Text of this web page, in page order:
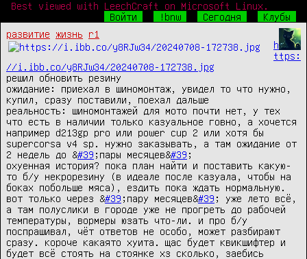
Best viewed with LeechCraft on Microsoft Linux.
Войти
!bnw Сегодня
Клубы
развитие
жизнь
r1
h
ttps:
//i.ibb.co/y8RJw34/20240708-172738.jpg
решил обновить резину
ожидание: приехал в шиномонтаж, увидел то что нужно,
купил, сразу поставили, поехал дальше
реальность: шиномонтажей для мото почти нет, у тех
что есть в наличии только казуальное говно, а хочется
например d213gp pro или power cup 2 или хотя бы
supercorsa v4 sp. нужно заказывать, а там ожидание от
2 недель до &#39 ;пары месяцев&#39 ;
охуенная история? пока план найти и поставить какую-
то б/у некрорезину (в идеале после казуала, чтобы на
боках побольше мяса), ездить пока ждать нормальную.
вот только через &#39 ;пару месяцев&#39 ; уже лето всё,
а там полуслики в городе уже не прогреть до рабочей
температуры, вормеры юзать что-ли. и про б/у
поспрашивал, чёт ответов не особо, может разбирают
сразу. короче какаято хуита. щас будет квикшифтер и
будет всё стоять на стоянке хз сколько, заебись